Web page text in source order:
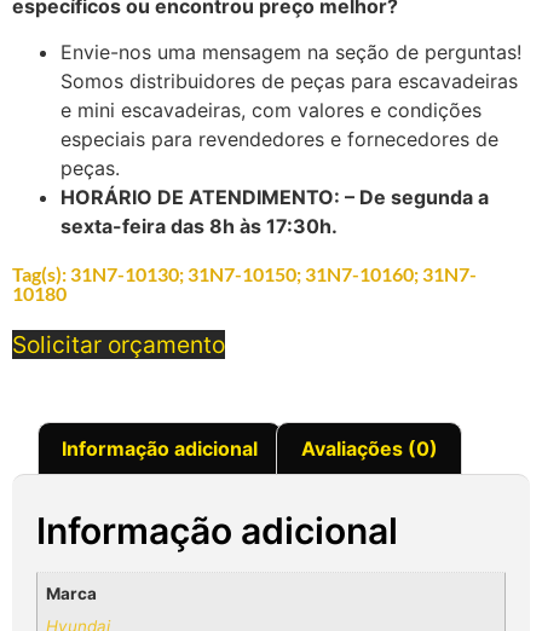
específicos ou encontrou preço melhor?
Envie-nos uma mensagem na seção de perguntas!
Somos distribuidores de peças para escavadeiras
e mini escavadeiras, com valores e condições
especiais para revendedores e fornecedores de
peças.
HORÁRIO DE ATENDIMENTO: – De segunda a
sexta-feira das 8h às 17:30h.
Tag(s):31N7-10130; 31N7-10150; 31N7-10160; 31N7-
10180
Solicitar orçamento
Informação adicional Avaliações (0)
Informação adicional
Marca
Hyundai